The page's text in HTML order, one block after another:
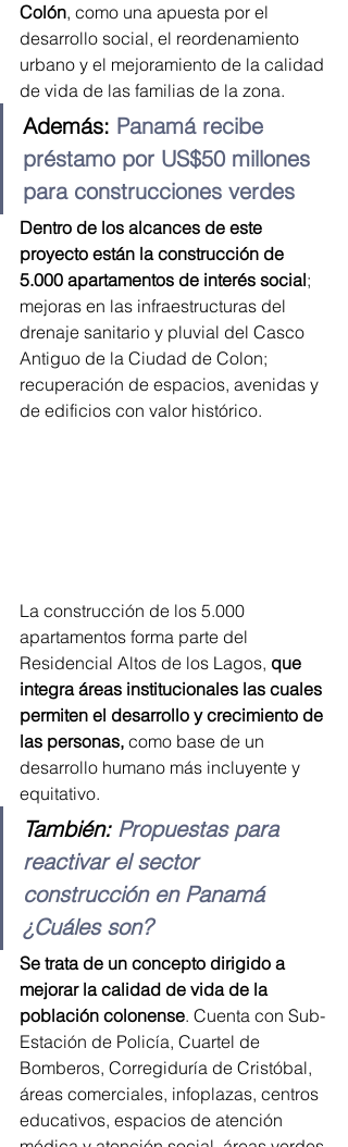
Colón, como una apuesta por el
desarrollo social, el reordenamiento
urbano y el mejoramiento de la calidad
de vida de las familias de la zona.
Además: Panamá recibe
préstamo por US$50 millones
para construcciones verdes
Dentro de los alcances de este
proyecto están la construcción de
5.000 apartamentos de interés social;
mejoras en las infraestructuras del
drenaje sanitario y pluvial del Casco
Antiguo de la Ciudad de Colon;
recuperación de espacios, avenidas y
de edificios con valor histórico.
La construcción de los 5.000
apartamentos forma parte del
Residencial Altos de los Lagos, que
integra áreas institucionales las cuales
permiten el desarrollo y crecimiento de
las personas, como base de un
desarrollo humano más incluyente y
equitativo.
También: Propuestas para
reactivar el sector
construcción en Panamá
¿Cuáles son?
Se trata de un concepto dirigido a
mejorar la calidad de vida de la
población colonense. Cuenta con Sub-
Estación de Policía, Cuartel de
Bomberos, Corregiduría de Cristóbal,
áreas comerciales, infoplazas, centros
educativos, espacios de atención